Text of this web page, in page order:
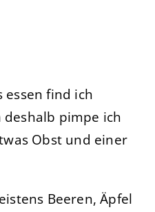
essen find ich
pimpe ich
Obst und einer
Beeren, Äpfel